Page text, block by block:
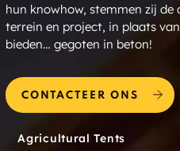
hun knowhow, stemmen zij
terrein en project, in plaats
bieden… gegoten in beton!
CONTACTEER ONS
Agricultural Tents